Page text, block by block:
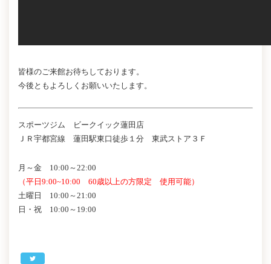
皆様のご来館お待ちしております。
今後ともよろしくお願いいたします。
スポーツジム ビークイック蓮田店
ＪＲ宇都宮線 蓮田駅東口徒歩１分 東武ストア３Ｆ
月～金 10:00～22:00
（平日9:00~10:00 60歳以上の方限定 使用可能）
土曜日 10:00～21:00
日・祝 10:00～19:00